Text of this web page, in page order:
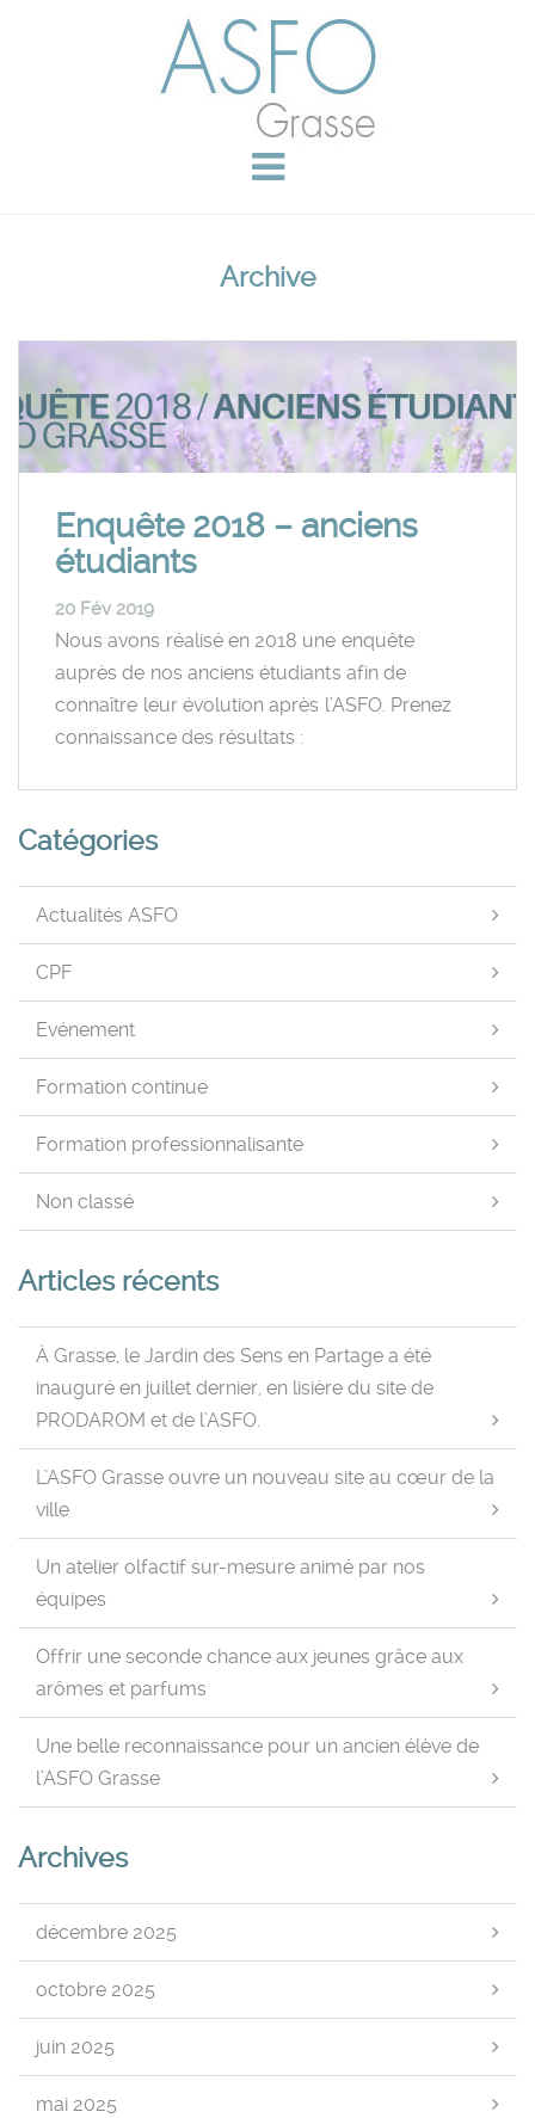
Archive
Enquête 2018 – anciens
étudiants
20 Fév 2019
Nous avons réalisé en 2018 une enquête
auprès de nos anciens étudiants afin de
connaître leur évolution après l’ASFO. Prenez
connaissance des résultats :
Catégories
Actualités ASFO
CPF
Evénement
Formation continue
Formation professionnalisante
Non classé
Articles récents
À Grasse, le Jardin des Sens en Partage a été
inauguré en juillet dernier, en lisière du site de
PRODAROM et de l’ASFO.
L’ASFO Grasse ouvre un nouveau site au cœur de la
ville
Un atelier olfactif sur-mesure animé par nos
équipes
Offrir une seconde chance aux jeunes grâce aux
arômes et parfums
Une belle reconnaissance pour un ancien élève de
l’ASFO Grasse
Archives
décembre 2025
octobre 2025
juin 2025
mai 2025